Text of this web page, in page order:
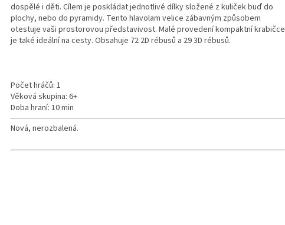
dospělé i děti. Cílem je poskládat jednotlivé dílky složené z kuliček buď do
plochy, nebo do pyramidy. Tento hlavolam velice zábavným způsobem
otestuje vaši prostorovou představivost. Malé provedení kompaktní krabičce
je také ideální na cesty. Obsahuje 72 2D rébusů a 29 3D rébusů.
Počet hráčů: 1
Věková skupina: 6+
Doba hraní: 10 min
Nová, nerozbalená.